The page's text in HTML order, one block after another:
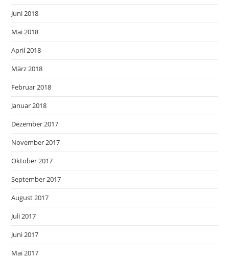
Juni 2018
Mai 2018
April 2018
März 2018
Februar 2018
Januar 2018
Dezember 2017
November 2017
Oktober 2017
September 2017
August 2017
Juli 2017
Juni 2017
Mai 2017